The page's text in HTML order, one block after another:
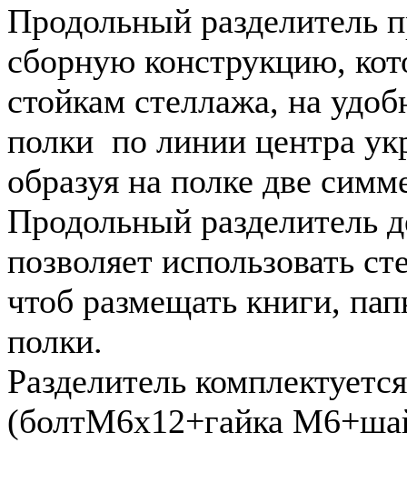
Продольный разделитель
сборную конструкцию,
стойкам стеллажа, на
полки по линии центра
образуя на полке две
Продольный разделитель
позволяет использовать
чтоб размещать книги,
полки.
Разделитель
(болтМ6х12+гайка